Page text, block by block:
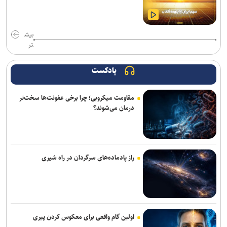
برنده‌ای با خود داشت
فیلم مرموز ونیز به‌دلیل «ملاحظات امنیتی» از اعلام رسمی جا ماند
«مرد عنکبوتی: یک روز تازه» در آستانه فتح رکوردهای تازه؛ «اودیسه» از
یک میلیارد دلار گذشت
«زنده‌شور» و «استخر» همچنان می‌تازند/ مجموع فروش هفتگی دو فیلم،
۱۳ برابر ۶ فیلم دیگر! + جدول فروش
نمایش در ۱۵ استان
«واراناسی» راجامولی؛ دومین فیلم تمام‌آی‌مکس تاریخ با بودجه ۱۵۰
میلیون دلاری
کتاب «برنامه راهبردی حکمرانی‌محور» بنیاد شهید رونمایی شد/ برنامه
پنج‌ساله بنیاد شهید و امور ایثارگران برای حرکت تا افق ۱۴۱۰
اجرای «خسوف»؛ روایت موسیقایی عاشورا در تالار وحدت
بیش
تر
پادکست
مقاومت میکروبی؛ چرا برخی عفونت‌ها سخت‌تر
درمان می‌شوند؟
راز پادماده‌های سرگردان در راه شیری
اولین گام واقعی برای معکوس کردن پیری